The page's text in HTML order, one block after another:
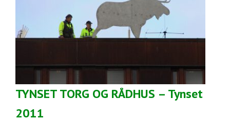
TYNSET TORG OG RÅDHUS – Tynset
2011